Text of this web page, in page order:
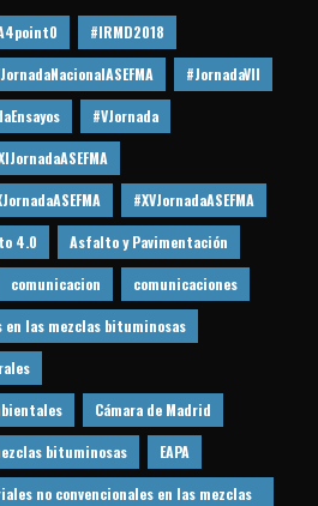
#IRMD2018
#JornadaVII
#VJornada
#XVJornadaASEFMA
4.0 Asfalto y Pavimentación
comunicacion comunicaciones
en las mezclas bituminosas
Cámara de Madrid
bituminosas EAPA
no convencionales en las mezclas